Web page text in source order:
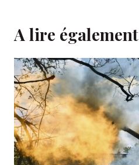
A lire également